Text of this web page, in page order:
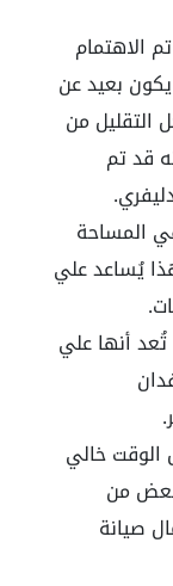
الاهتمام
بعيد عن
التقليل من
قد تم
المساحة
يُساعد علي
أنها علي
جداً والتي تصل إلي 18 فدان
الوقت خالي
من
صيانة